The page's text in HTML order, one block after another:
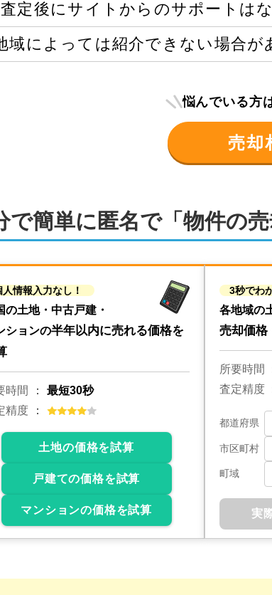
査定後にサイトからのサポートは
域によっては紹介できない場合が
悩んでいる方
売却
で簡単に匿名で「物件の売
人情報入力なし！
の土地・中古戸建・
ションの半年以内に売れる価格を
時間
最短30秒
精度
土地の価格を試算
戸建ての価格を試算
マンションの価格を試算
3秒でわ
各地域の
売却価格
所要時間
査定精度
都道府県
市区町村
町域
実